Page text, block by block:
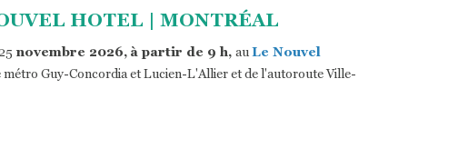
HOTEL | MONTRÉAL
novembre 2026, à partir de 9 h, auLe Nouvel
Guy-Concordia et Lucien-L'Allier et de l'autoroute Ville-